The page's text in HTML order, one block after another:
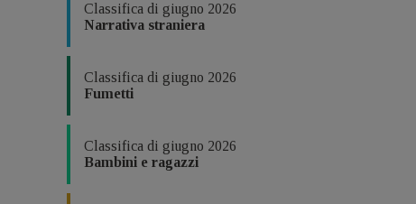
Classifica di giugno 2026
Narrativa straniera
Classifica di giugno 2026
Fumetti
Classifica di giugno 2026
Bambini e ragazzi